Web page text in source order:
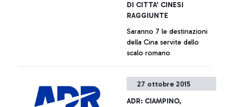
DI CITTA' CINESI
RAGGIUNTE
Saranno 7 le destinazioni
della Cina servite dallo
scalo romano
+ Approfondisci
27 ottobre 2015
ADR: CIAMPINO,